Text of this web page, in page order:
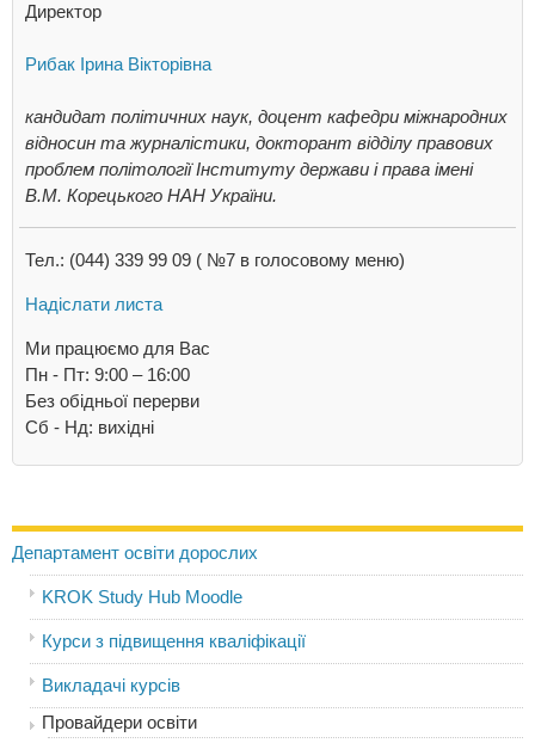
Директор
Рибак Ірина Вікторівна
кандидат політичних наук, доцент кафедри міжнародних
відносин та журналістики, докторант відділу правових
проблем політології Інституту держави і права імені
В.М. Корецького НАН України.
Тел.: (044) 339 99 09 ( №7 в голосовому меню)
Надіслати листа
Ми працюємо для Вас
Пн - Пт: 9:00 – 16:00
Без обідньої перерви
Cб - Нд: вихідні
Департамент освіти дорослих
KROK Study Hub Moodle
Курси з підвищення кваліфікації
Викладачі курсів
Провайдери освіти